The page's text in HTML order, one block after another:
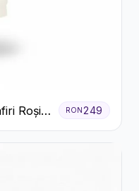
Roșii
RON249